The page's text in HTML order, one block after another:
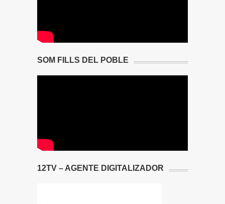
SOM FILLS DEL POBLE
12TV – AGENTE DIGITALIZADOR